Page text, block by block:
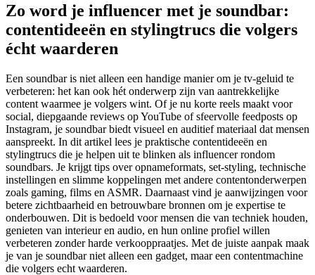
Zo word je influencer met je soundbar:
contentideeën en stylingtrucs die volgers
écht waarderen
Een soundbar is niet alleen een handige manier om je tv-geluid te
verbeteren: het kan ook hét onderwerp zijn van aantrekkelijke
content waarmee je volgers wint. Of je nu korte reels maakt voor
social, diepgaande reviews op YouTube of sfeervolle feedposts op
Instagram, je soundbar biedt visueel en auditief materiaal dat mensen
aanspreekt. In dit artikel lees je praktische contentideeën en
stylingtrucs die je helpen uit te blinken als influencer rondom
soundbars. Je krijgt tips over opnameformats, set‑styling, technische
instellingen en slimme koppelingen met andere contentonderwerpen
zoals gaming, films en ASMR. Daarnaast vind je aanwijzingen voor
betere zichtbaarheid en betrouwbare bronnen om je expertise te
onderbouwen. Dit is bedoeld voor mensen die van techniek houden,
genieten van interieur en audio, en hun online profiel willen
verbeteren zonder harde verkooppraatjes. Met de juiste aanpak maak
je van je soundbar niet alleen een gadget, maar een contentmachine
die volgers echt waarderen.